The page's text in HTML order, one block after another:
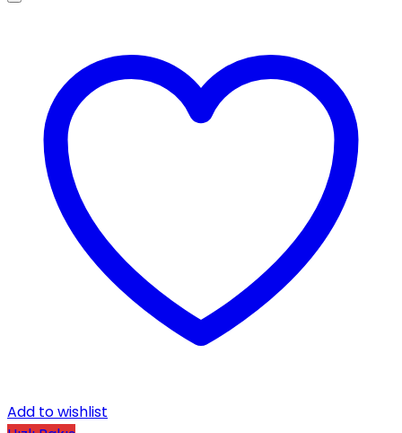
Add to wishlist